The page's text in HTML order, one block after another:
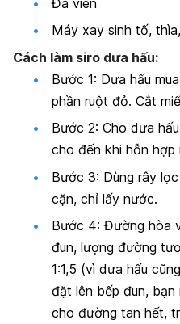
Đá viên
Máy xay sinh tố,
Cách làm siro dưa hấu:
Bước 1: Dưa hấu
phần ruột đỏ. Cắt
Bước 2: Cho dưa
cho đến khi hỗn hợp
Bước 3: Dùng rây
cặn, chỉ lấy nước.
Bước 4: Đường hòa
đun, lượng đường
1:1,5 (vì dưa hấu
đặt lên bếp đun, bạn
cho đường tan hết,